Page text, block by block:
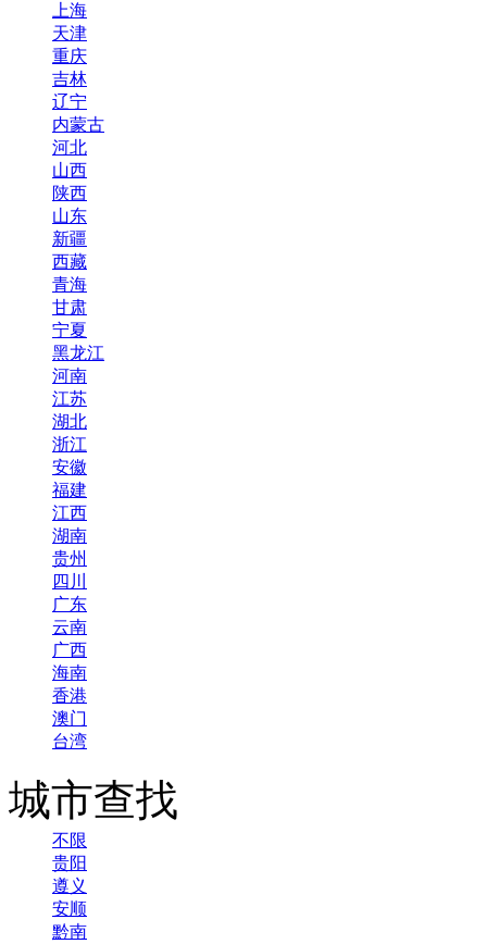
上海
天津
重庆
吉林
辽宁
内蒙古
河北
山西
陕西
山东
新疆
西藏
青海
甘肃
宁夏
黑龙江
河南
江苏
湖北
浙江
安徽
福建
江西
湖南
贵州
四川
广东
云南
广西
海南
香港
澳门
台湾
城市查找
不限
贵阳
遵义
安顺
黔南